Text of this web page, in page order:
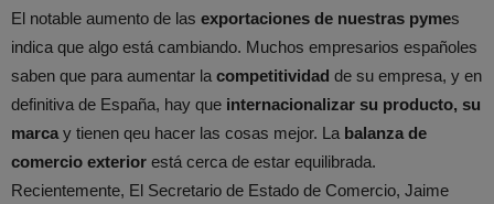
El notable aumento de las exportaciones de nuestras pymes
indica que algo está cambiando. Muchos empresarios españoles
saben que para aumentar la competitividad de su empresa, y en
definitiva de España, hay que internacionalizar su producto, su
marca y tienen qeu hacer las cosas mejor. La balanza de
comercio exterior está cerca de estar equilibrada.
Recientemente, El Secretario de Estado de Comercio, Jaime